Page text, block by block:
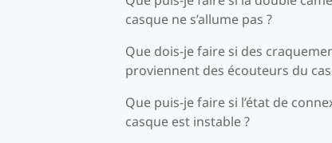
casque ne s’allume pas ?
Que dois-je faire si des
proviennent des écouteurs du
Que puis-je faire si l’état de
casque est instable ?